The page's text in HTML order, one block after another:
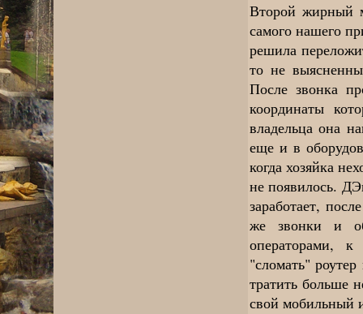
Второй жирный
самого нашего
решила
то не
После звонка
координаты
владельца она
еще и в
когда хозяйка
не появилось.
заработает,
же звонки и
операторами,
"сломать"
тратить больше
свой мобильный